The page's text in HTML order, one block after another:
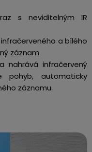
s neviditelným IR
a bílého
záznam
nahrává infračervený
pohyb, automaticky
záznamu.